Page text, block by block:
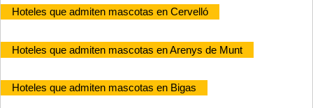
Hoteles que admiten mascotas en Cervelló
Hoteles que admiten mascotas en Arenys de Munt
Hoteles que admiten mascotas en Bigas